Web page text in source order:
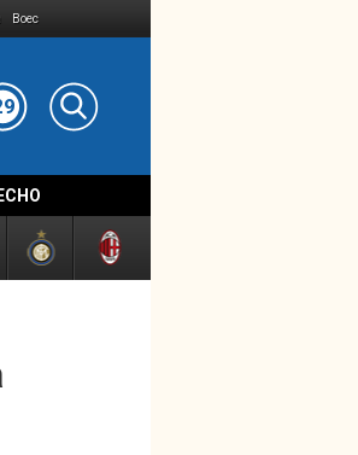
Boec